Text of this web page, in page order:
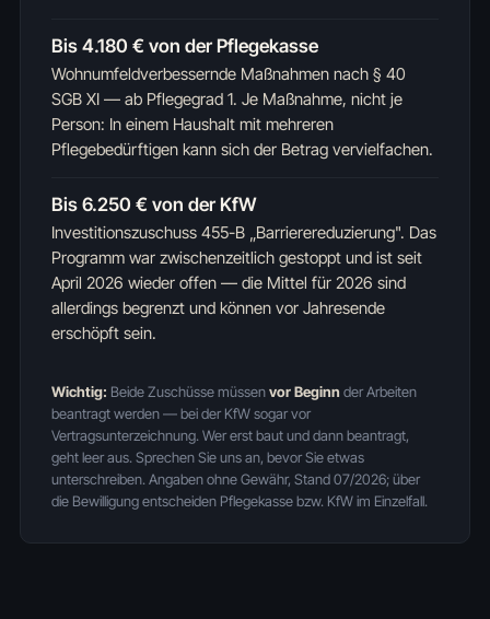
Bis 4.180 € von der Pflegekasse
Wohnumfeldverbessernde Maßnahmen nach § 40
SGB XI — ab Pflegegrad 1. Je Maßnahme, nicht je
Person: In einem Haushalt mit mehreren
Pflegebedürftigen kann sich der Betrag vervielfachen.
Bis 6.250 € von der KfW
Investitionszuschuss 455-B „Barrierereduzierung". Das
Programm war zwischenzeitlich gestoppt und ist seit
April 2026 wieder offen — die Mittel für 2026 sind
allerdings begrenzt und können vor Jahresende
erschöpft sein.
Wichtig: Beide Zuschüsse müssenvor Beginn der Arbeiten
beantragt werden — bei der KfW sogar vor
Vertragsunterzeichnung. Wer erst baut und dann beantragt,
geht leer aus. Sprechen Sie uns an, bevor Sie etwas
unterschreiben. Angaben ohne Gewähr, Stand 07/2026; über
die Bewilligung entscheiden Pflegekasse bzw. KfW im Einzelfall.